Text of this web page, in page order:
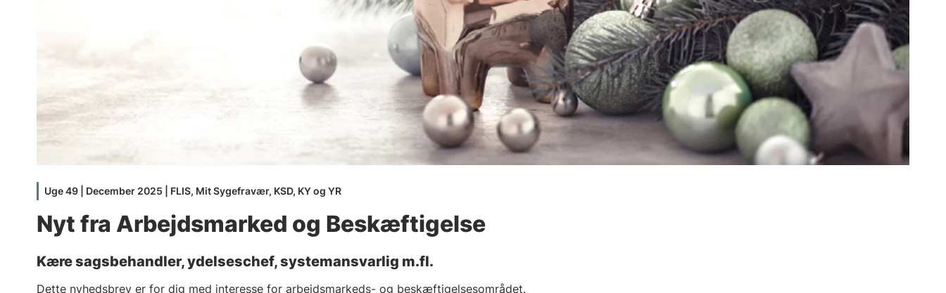
Uge 49 | December 2025 | FLIS, Mit Sygefravær, KSD, KY og YR
Nyt fra Arbejdsmarked og Beskæftigelse
Kære sagsbehandler, ydelseschef, systemansvarlig m.fl.
Dette nyhedsbrev er for dig med interesse for arbejdsmarkeds- og beskæftigelsesområdet.